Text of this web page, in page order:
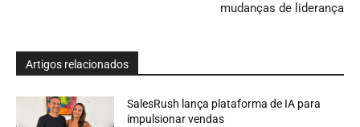
mudanças de liderança
Artigos relacionados
SalesRush lança plataforma de IA para
impulsionar vendas